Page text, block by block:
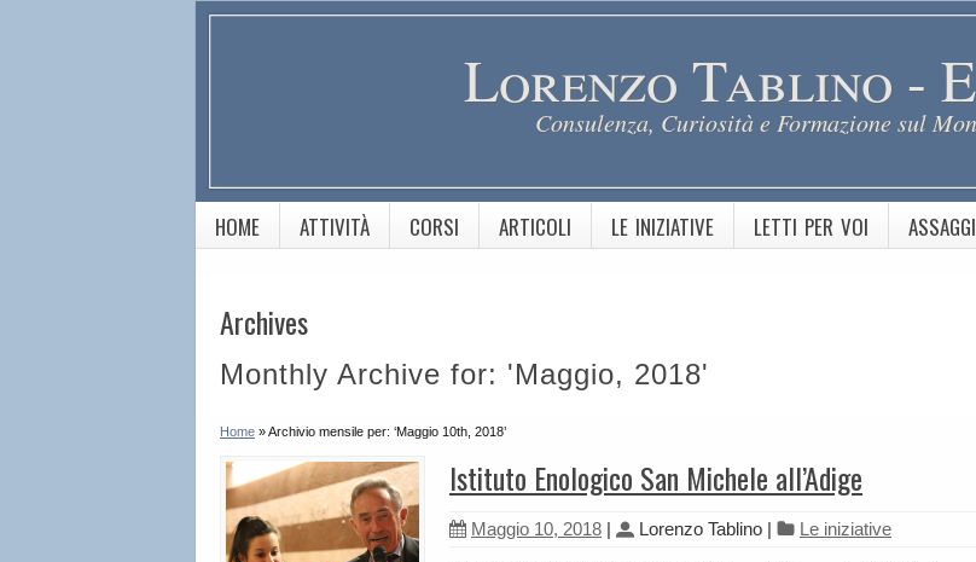
Lorenzo Tablino -
Consulenza, Curiosità e Formazione sul
HOME ATTIVITÀ CORSI ARTICOLI LE INIZIATIVE LETTI PER VOI
Archives
Monthly Archive for: 'Maggio, 2018'
Home »Archivio mensile per: ‘Maggio 10th, 2018’
Istituto Enologico San Michele all’Adige
Maggio 10, 2018 | Lorenzo Tablino | Le iniziative